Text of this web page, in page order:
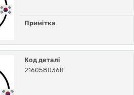
Примітка
Код деталі
216058036R